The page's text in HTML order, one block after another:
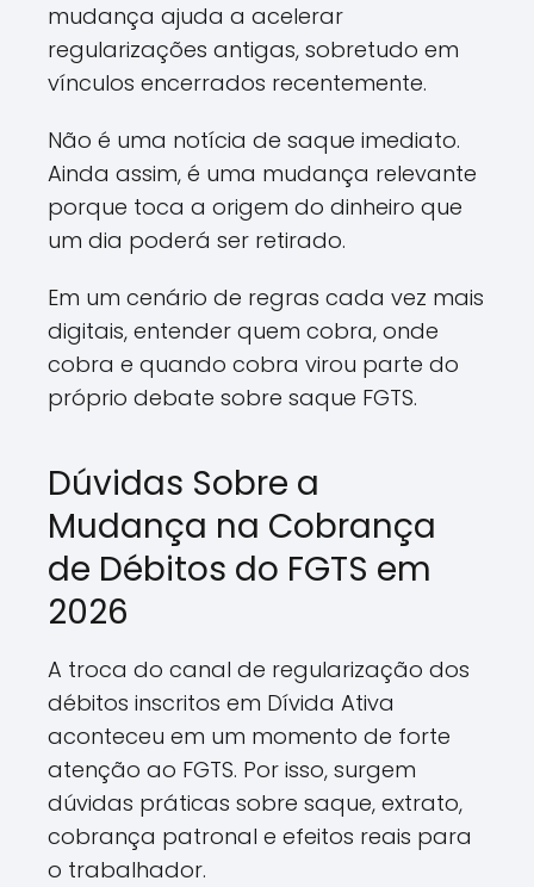
mudança ajuda a acelerar
regularizações antigas, sobretudo em
vínculos encerrados recentemente.
Não é uma notícia de saque imediato.
Ainda assim, é uma mudança relevante
porque toca a origem do dinheiro que
um dia poderá ser retirado.
Em um cenário de regras cada vez mais
digitais, entender quem cobra, onde
cobra e quando cobra virou parte do
próprio debate sobre saque FGTS.
Dúvidas Sobre a
Mudança na Cobrança
de Débitos do FGTS em
2026
A troca do canal de regularização dos
débitos inscritos em Dívida Ativa
aconteceu em um momento de forte
atenção ao FGTS. Por isso, surgem
dúvidas práticas sobre saque, extrato,
cobrança patronal e efeitos reais para
o trabalhador.